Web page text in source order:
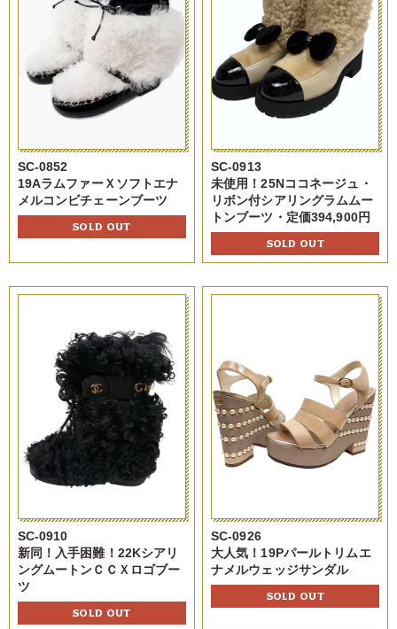
SC-0852
19AラムファーＸソフトエナ
メルコンビチェーンブーツ
SOLD OUT
SC-0913
未使用！25Nココネージュ・
リボン付シアリングラムムー
トンブーツ・定価394,900円
SOLD OUT
SC-0910
新同！入手困難！22Kシアリ
ングムートンＣＣＸロゴブー
ツ
SOLD OUT
SC-0926
大人気！19Pパールトリムエ
ナメルウェッジサンダル
SOLD OUT